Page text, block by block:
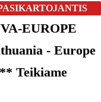
EUROPE
- Europe
Teikiame